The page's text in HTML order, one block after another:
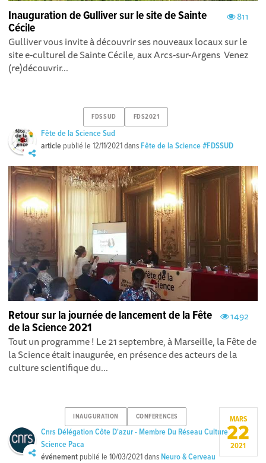
811
Inauguration de Gulliver sur le site de Sainte
Cécile
Gulliver vous invite à découvrir ses nouveaux locaux sur le
site e-culturel de Sainte Cécile, aux Arcs-sur-Argens Venez
(re)découvrir...
FDSSUD FDS2021
Fête de la Science Sud
article publié le12/11/2021dans Fête de la Science #FDSSUD
1492
Retour sur la journée de lancement de la Fête
de la Science 2021
Tout un programme ! Le 21 septembre, à Marseille, la Fête de
la Science était inaugurée, en présence des acteurs de la
culture scientifique du...
INAUGURATION CONFERENCES
Cnrs Délégation Côte D'azur - Membre Du Réseau Culture
Science Paca
événement publié le10/03/2021dans Neuro & Cerveau
MARS
22
2021